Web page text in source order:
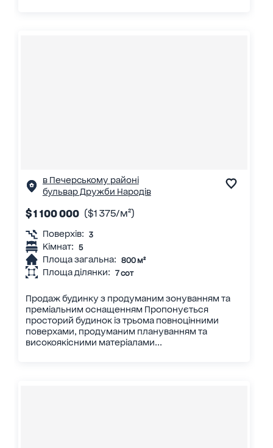
в Печерському районі
бульвар Дружби Народів
$ 1 100 000 ($1 375/м²)
Поверхів: 3
Кімнат: 5
Площа загальна: 800 м²
Площа ділянки: 7 сот
Продаж будинку з продуманим зонуванням та
преміальним оснащенням Пропонується
просторий будинок із трьома повноцінними
поверхами, продуманим плануванням та
високоякісними матеріалами...